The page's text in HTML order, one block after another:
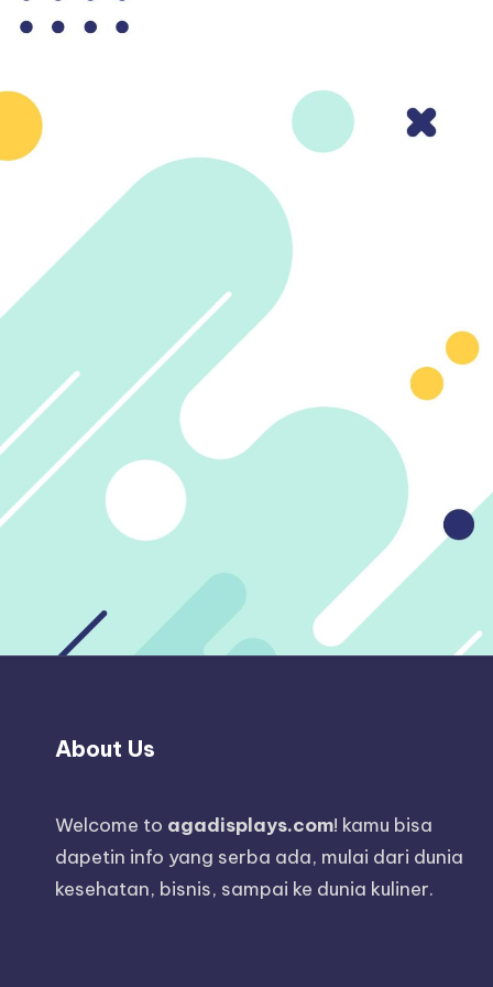
About Us
Welcome to agadisplays.com! kamu bisa
dapetin info yang serba ada, mulai dari dunia
kesehatan, bisnis, sampai ke dunia kuliner.